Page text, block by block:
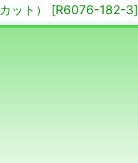
ット） [R6076-182-3]